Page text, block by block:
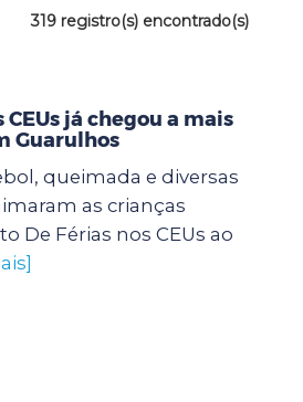
319 registro(s) encontrado(s)
já chegou a mais
Guarulhos
queimada e diversas
as crianças
De Férias nos CEUs ao